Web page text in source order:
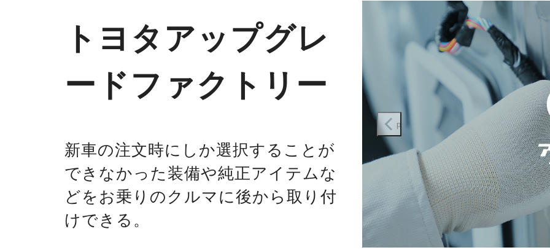
トヨタアップグレ
ードファクトリー
新車の注文時にしか選択することが
できなかった装備や純正アイテムな
どをお乗りのクルマに後から取り付
けできる。
prev